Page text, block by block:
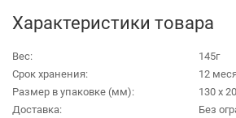
Характеристики товара
Вес:
145г
Срок хранения:
12
Размер в упаковке (мм):
130 х
Доставка:
Без